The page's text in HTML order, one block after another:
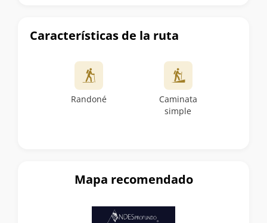
Características de la ruta
Randoné
Caminata
simple
Mapa recomendado